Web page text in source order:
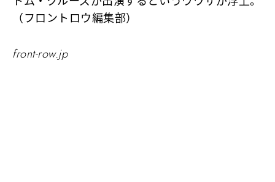
（フロントロウ編集部）
front-row.jp